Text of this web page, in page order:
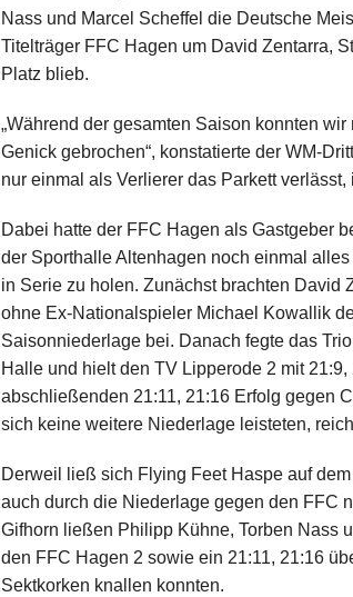
Nass und Marcel Scheffel die Deutsche
Titelträger FFC Hagen um David Zentarra,
Platz blieb.
„Während der gesamten Saison konnten
Genick gebrochen“, konstatierte der WM-
nur einmal als Verlierer das Parkett
Dabei hatte der FFC Hagen als Gastgeber
der Sporthalle Altenhagen noch einmal
in Serie zu holen. Zunächst brachten David
ohne Ex-Nationalspieler Michael Kowallik
Saisonniederlage bei. Danach fegte das
Halle und hielt den TV Lipperode 2 mit
abschließenden 21:11, 21:16 Erfolg gegen
sich keine weitere Niederlage leisteten,
Derweil ließ sich Flying Feet Haspe auf
auch durch die Niederlage gegen den FFC
Gifhorn ließen Philipp Kühne, Torben Nass
den FFC Hagen 2 sowie ein 21:11, 21:16
Sektkorken knallen konnten.